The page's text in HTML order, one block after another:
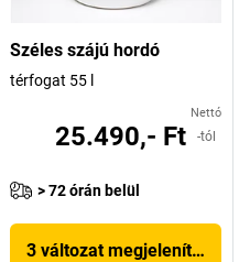
Széles szájú hordó
térfogat 55 l
Nettó
25.490,- Ft -tól
> 72 órán belül
3 változat megjelenítése